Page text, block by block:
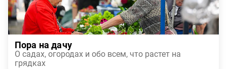
Пора на дачу
О садах, огородах и обо всем, что растет на
грядках